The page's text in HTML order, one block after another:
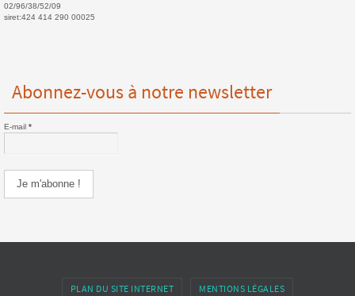
02/96/38/52/09
siret:424 414 290 00025
Abonnez-vous à notre newsletter
E-mail *
PLAN DU SITE INTERNET MENTIONS LÉGALES